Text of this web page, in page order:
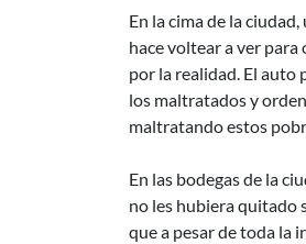
En la cima de la
hace voltear a ver
por la realidad. El auto
los maltratados y
maltratando estos
En las bodegas de la
no les hubiera quitado
que a pesar de toda la